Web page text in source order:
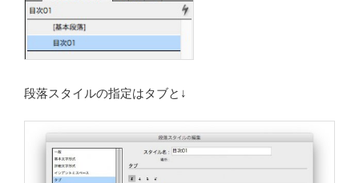
段落スタイルの指定はタブと↓